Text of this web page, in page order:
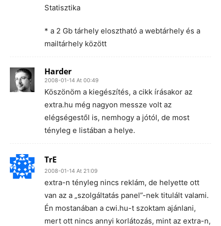
Statisztika
* a 2 Gb tárhely elosztható a webtárhely és a
mailtárhely között
Harder
2008-01-14 At 00:49
Köszönöm a kiegészítés, a cikk írásakor az
extra.hu még nagyon messze volt az
elégségestől is, nemhogy a jótól, de most
tényleg e listában a helye.
TrE
2008-01-14 At 21:09
extra-n tényleg nincs reklám, de helyette ott
van az a „szolgáltatás panel”-nek titulált valami.
Én mostanában a cwi.hu-t szoktam ajánlani,
mert ott nincs annyi korlátozás, mint az extra-n,